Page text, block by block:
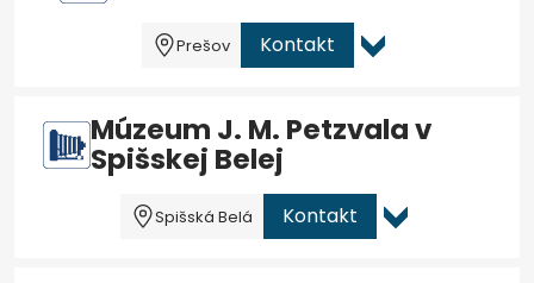
Prešov Kontakt
Múzeum J. M. Petzvala v
Spišskej Belej
Spišská Belá Kontakt